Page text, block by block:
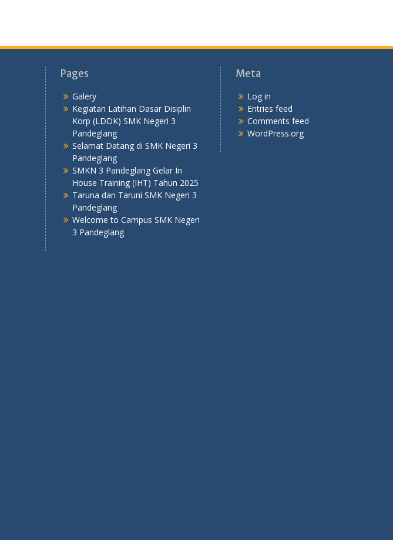
Pages
Galery
Kegiatan Latihan Dasar Disiplin
Korp (LDDK) SMK Negeri 3
Pandeglang
Selamat Datang di SMK Negeri 3
Pandeglang
SMKN 3 Pandeglang Gelar In
House Training (IHT) Tahun 2025
Taruna dan Taruni SMK Negeri 3
Pandeglang
Welcome to Campus SMK Negeri
3 Pandeglang
Meta
Log in
Entries feed
Comments feed
WordPress.org